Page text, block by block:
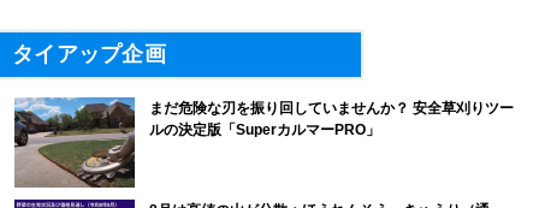
タイアップ企画
まだ危険な刃を振り回していませんか？ 安全草刈りツー
ルの決定版「SuperカルマーPRO」